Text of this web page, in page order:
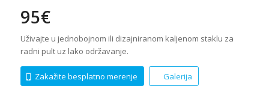
95€
Uživajte u jednobojnom ili dizajniranom kaljenom staklu za
radni pult uz lako održavanje.
Zakažite besplatno merenje Galerija